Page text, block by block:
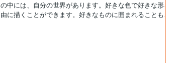
の中には、自分の世界があります。好きな色で好きな形を自
由に描くことができます。好きなものに囲まれることも、あ